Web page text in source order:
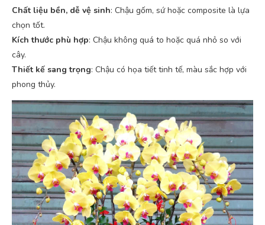
Chất liệu bền, dễ vệ sinh: Chậu gốm, sứ hoặc composite là lựa
chọn tốt.
Kích thước phù hợp: Chậu không quá to hoặc quá nhỏ so với
cây.
Thiết kế sang trọng: Chậu có họa tiết tinh tế, màu sắc hợp với
phong thủy.